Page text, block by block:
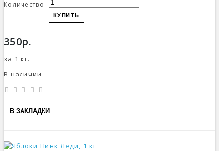
Количество
КУПИТЬ
350р.
за 1 кг.
В наличии
В ЗАКЛАДКИ